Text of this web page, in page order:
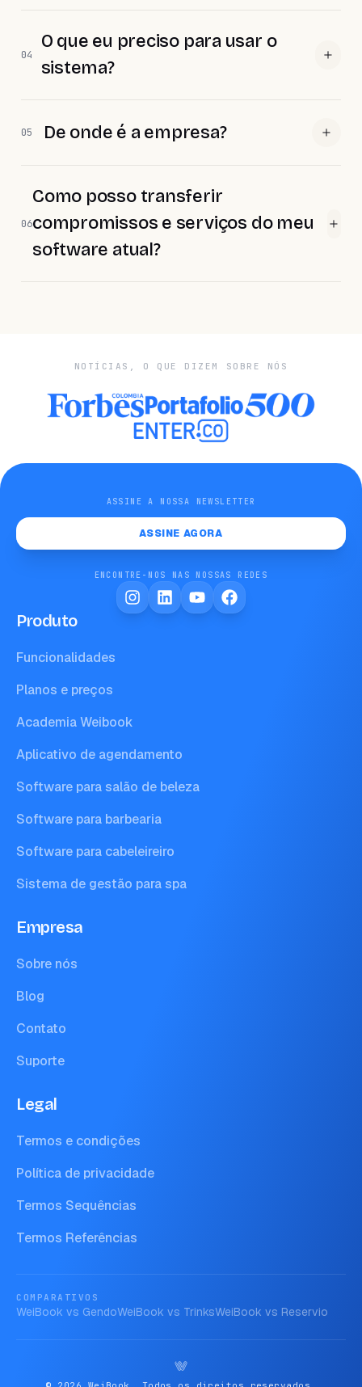
04
O que eu preciso para usar o
sistema?
05 De onde é a empresa?
06
Como posso transferir
compromissos e serviços do meu
software atual?
NOTÍCIAS, O QUE DIZEM SOBRE NÓS
ASSINE A NOSSA NEWSLETTER
ASSINE AGORA
ENCONTRE-NOS NAS NOSSAS REDES
Produto
Funcionalidades
Planos e preços
Academia Weibook
Aplicativo de agendamento
Software para salão de beleza
Software para barbearia
Software para cabeleireiro
Sistema de gestão para spa
Empresa
Sobre nós
Blog
Contato
Suporte
Legal
Termos e condições
Política de privacidade
Termos Sequências
Termos Referências
COMPARATIVOS
WeiBook vs GendoWeiBook vs TrinksWeiBook vs Reservio